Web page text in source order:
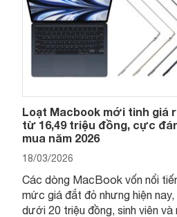
Loạt Macbook mới tinh giá
từ 16,49 triệu đồng, cực
mua năm 2026
18/03/2026
Các dòng MacBook vốn nổi
mức giá đắt đỏ nhưng hiện
dưới 20 triệu đồng, sinh viên và